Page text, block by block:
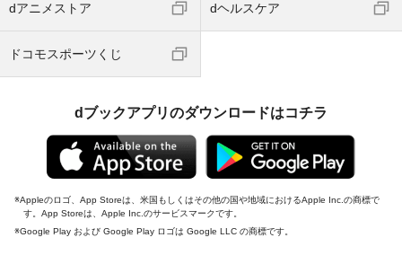
dアニメストア dヘルスケア
ドコモスポーツくじ
dブックアプリのダウンロードはコチラ
Appleのロゴ、App Storeは、米国もしくはその他の国や地域におけるApple Inc.の商標で
す。App Storeは、Apple Inc.のサービスマークです。
Google Play および Google Play ロゴは Google LLC の商標です。